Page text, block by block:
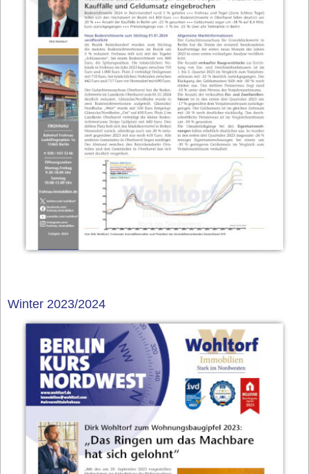
Winter 2023/2024